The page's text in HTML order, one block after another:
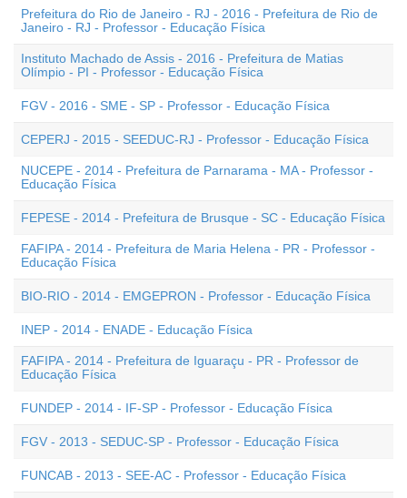
Prefeitura do Rio de Janeiro - RJ - 2016 - Prefeitura de Rio de
Janeiro - RJ - Professor - Educação Física
Instituto Machado de Assis - 2016 - Prefeitura de Matias
Olímpio - PI - Professor - Educação Física
FGV - 2016 - SME - SP - Professor - Educação Física
CEPERJ - 2015 - SEEDUC-RJ - Professor - Educação Física
NUCEPE - 2014 - Prefeitura de Parnarama - MA - Professor -
Educação Física
FEPESE - 2014 - Prefeitura de Brusque - SC - Educação Física
FAFIPA - 2014 - Prefeitura de Maria Helena - PR - Professor -
Educação Física
BIO-RIO - 2014 - EMGEPRON - Professor - Educação Física
INEP - 2014 - ENADE - Educação Física
FAFIPA - 2014 - Prefeitura de Iguaraçu - PR - Professor de
Educação Física
FUNDEP - 2014 - IF-SP - Professor - Educação Física
FGV - 2013 - SEDUC-SP - Professor - Educação Física
FUNCAB - 2013 - SEE-AC - Professor - Educação Física